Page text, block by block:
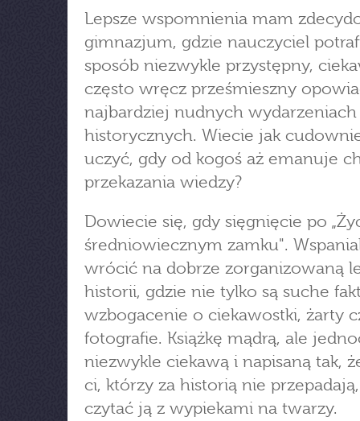
Lepsze wspomnienia mam
gimnazjum, gdzie nauczyciel
sposób niezwykle przystępny,
często wręcz prześmieszny
najbardziej nudnych wydarzeniach
historycznych. Wiecie jak
uczyć, gdy od kogoś aż emanuje
przekazania wiedzy?
Dowiecie się, gdy sięgnięcie po
średniowiecznym zamku".
wrócić na dobrze zorganizowaną
historii, gdzie nie tylko są suche
wzbogacenie o ciekawostki, żarty
fotografie. Książkę mądrą, ale
niezwykle ciekawą i napisaną tak,
ci, którzy za historią nie
czytać ją z wypiekami na twarzy.